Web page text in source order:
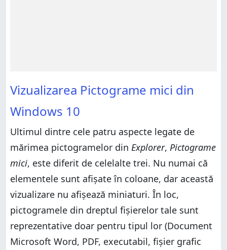
Vizualizarea Pictograme mici din
Windows 10
Ultimul dintre cele patru aspecte legate de
mărimea pictogramelor din Explorer, Pictograme
mici, este diferit de celelalte trei. Nu numai că
elementele sunt afișate în coloane, dar această
vizualizare nu afișează miniaturi. În loc,
pictogramele din dreptul fișierelor tale sunt
reprezentative doar pentru tipul lor (Document
Microsoft Word, PDF, executabil, fișier grafic